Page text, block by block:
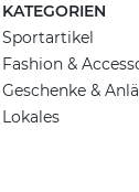
KATEGORIEN
Sportartikel
Fashion &
Geschenke &
Lokales